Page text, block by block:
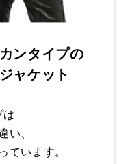
ンタイプの
ャケット
は
い、
ています。